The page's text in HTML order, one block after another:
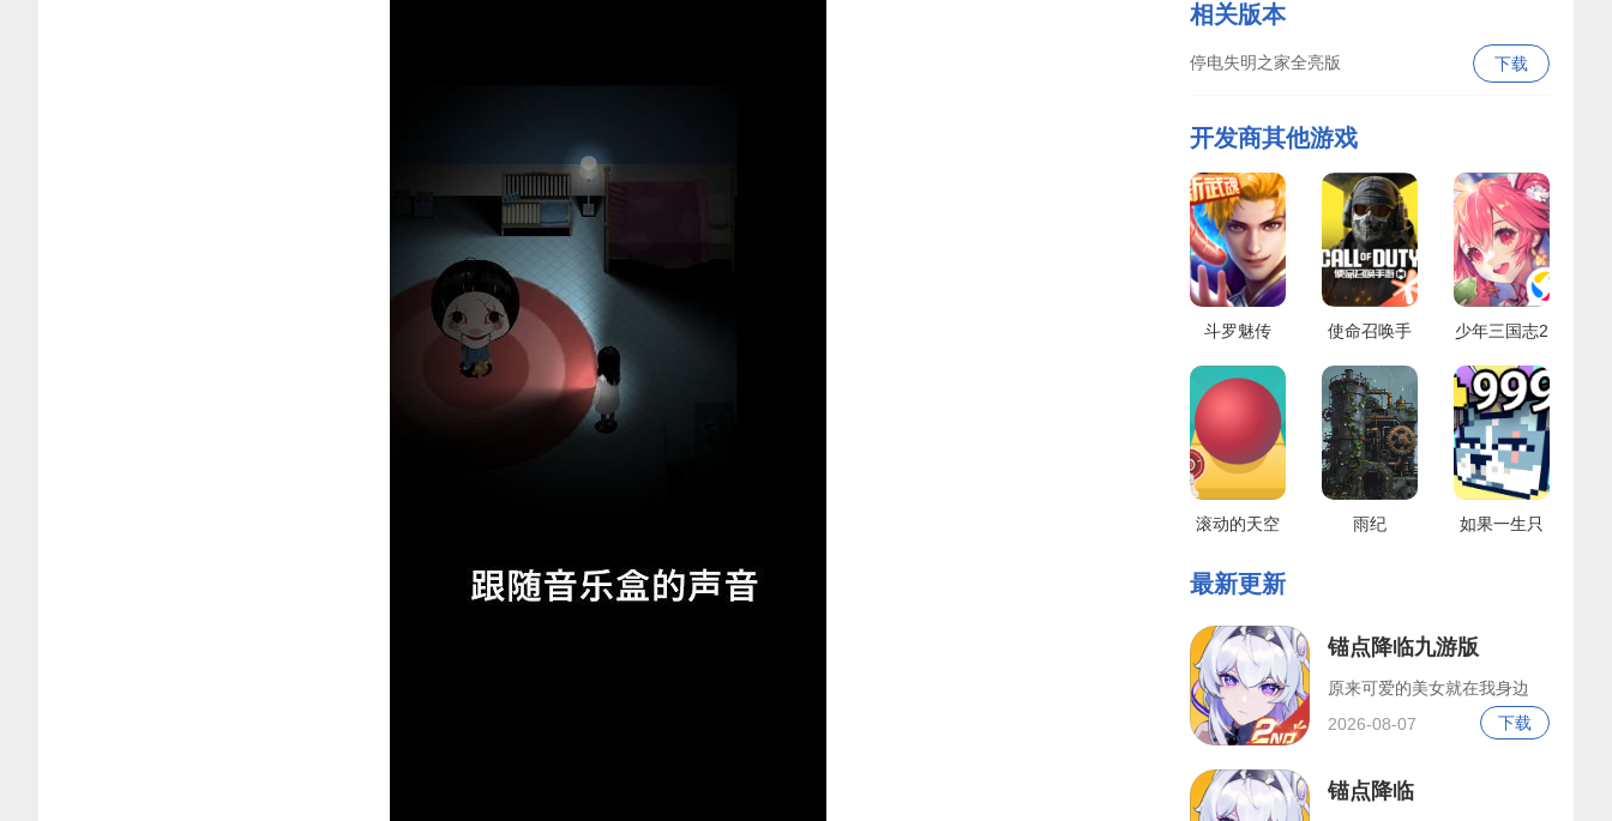
相关版本
下载
停电失明之家全亮版
开发商其他游戏
斗罗魅传
使命召唤手
游
少年三国志2
滚动的天空 雨纪
如果一生只
最新更新
锚点降临九游版
原来可爱的美女就在我身边
2026-08-07
下载
锚点降临